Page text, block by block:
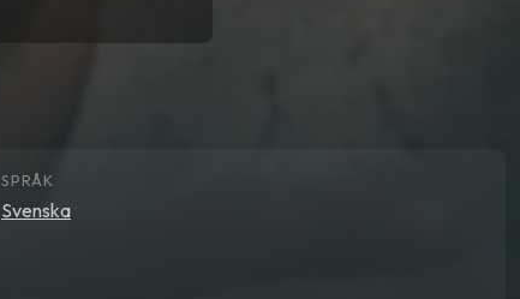
SPRÅK
Svenska